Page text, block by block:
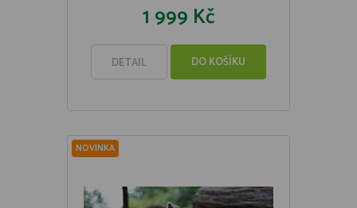
1 999 Kč
DETAIL DO KOŠÍKU
NOVINKA